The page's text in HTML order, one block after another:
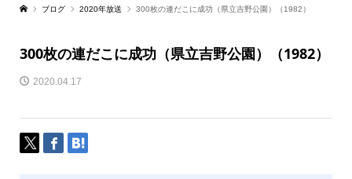
ブログ 2020年放送 300枚の連だこに成功（県立吉野公園）（1982）
300枚の連だこに成功（県立吉野公園）（1982）
2020.04.17